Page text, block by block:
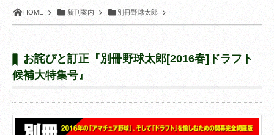
HOME 新刊案内 別冊野球太郎
お詫びと訂正『別冊野球太郎[2016春]ドラフト
候補大特集号』